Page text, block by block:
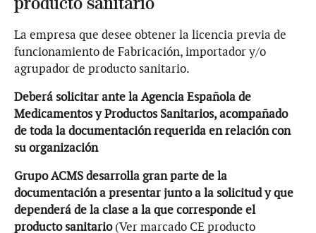
La empresa que desee obtener la licencia previa de
funcionamiento de Fabricación, importador y/o
agrupador de producto sanitario.
Deberá solicitar ante la Agencia Española de
Medicamentos y Productos Sanitarios, acompañado
de toda la documentación requerida en relación con
su organización
Grupo ACMS desarrolla gran parte de la
documentación a presentar junto a la solicitud y que
dependerá de la clase a la que corresponde el
producto sanitario(Ver marcado CE producto